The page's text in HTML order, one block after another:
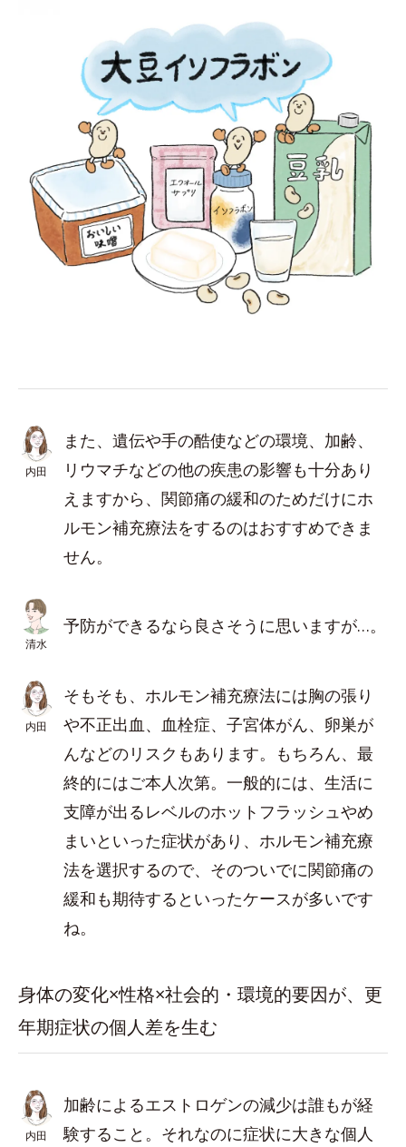
内田
また、遺伝や手の酷使などの環境、加齢、
リウマチなどの他の疾患の影響も十分あり
えますから、関節痛の緩和のためだけにホ
ルモン補充療法をするのはおすすめできま
せん。
清水
予防ができるなら良さそうに思いますが…。
内田
そもそも、ホルモン補充療法には胸の張り
や不正出血、血栓症、子宮体がん、卵巣が
んなどのリスクもあります。もちろん、最
終的にはご本人次第。一般的には、生活に
支障が出るレベルのホットフラッシュやめ
まいといった症状があり、ホルモン補充療
法を選択するので、そのついでに関節痛の
緩和も期待するといったケースが多いです
ね。
身体の変化×性格×社会的・環境的要因が、更
年期症状の個人差を生む
内田
加齢によるエストロゲンの減少は誰もが経
験すること。それなのに症状に大きな個人